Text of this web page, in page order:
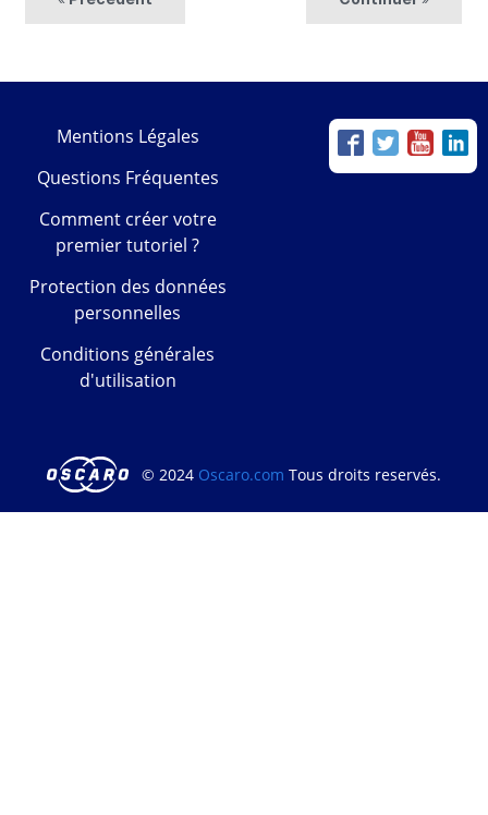
Mentions Légales
Questions Fréquentes
Comment créer votre
premier tutoriel ?
Protection des données
personnelles
Conditions générales
d'utilisation
© 2024 Oscaro.com Tous droits reservés.